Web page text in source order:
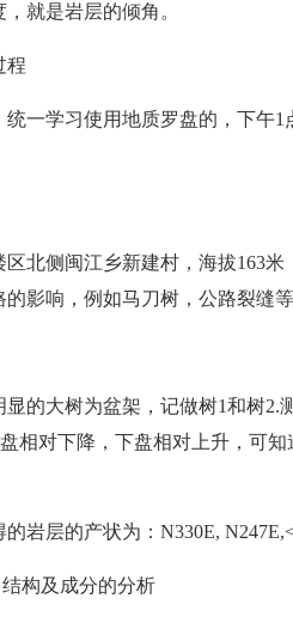
就是岩层的倾角。
程
统一学习使用地质罗盘的，下午
北侧闽江乡新建村，海拔163
影响，例如马刀树，公路裂缝等
的大树为盆架，记做树1和树2.
相对下降，下盘相对上升，可
岩层的产状为：N330E,
构及成分的分析